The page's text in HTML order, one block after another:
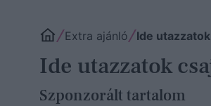
Extra ajánló Ide
Ide utazzatok
Szponzorált tartalom